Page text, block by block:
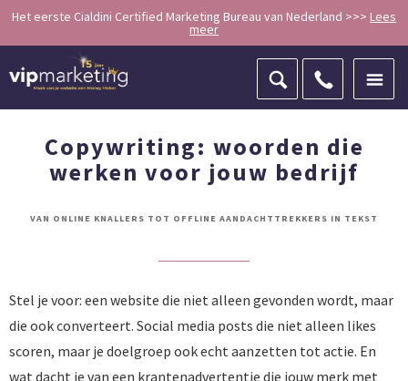
Het eerste Cialdini Certified Marketing Bureau van Nederland >>> Lees
meer
ZOEKEN
Copywriting: woorden die
werken voor jouw bedrijf
VAN ONLINE KNALLERS TOT OFFLINE AANDACHTTREKKERS IN TEKST
Stel je voor: een website die niet alleen gevonden wordt, maar
die ook converteert. Social media posts die niet alleen likes
scoren, maar je doelgroep ook echt aanzetten tot actie. En
wat dacht je van een krantenadvertentie die jouw merk met